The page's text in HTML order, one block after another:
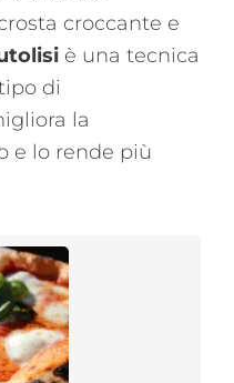
croccante e
è una tecnica
di
la
e lo rende più